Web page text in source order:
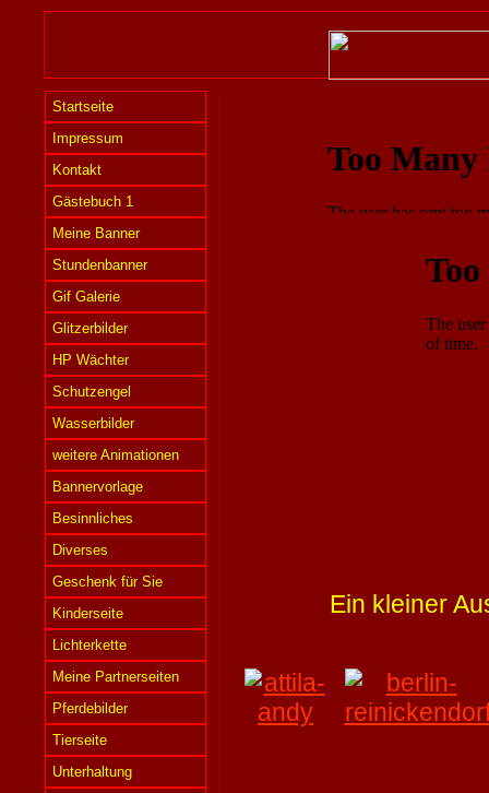
Startseite
Impressum
Kontakt
Gästebuch 1
Meine Banner
Stundenbanner
Gif Galerie
Glitzerbilder
HP Wächter
Schutzengel
Wasserbilder
weitere Animationen
Bannervorlage
Besinnliches
Diverses
Geschenk für Sie
Kinderseite
Lichterkette
Meine Partnerseiten
Pferdebilder
Tierseite
Unterhaltung
Ein kleiner